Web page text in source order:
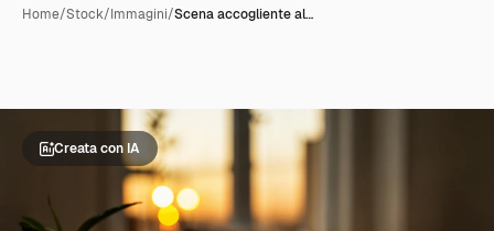
Home/Stock/Immagini/Scena accogliente al…
Creata con IA